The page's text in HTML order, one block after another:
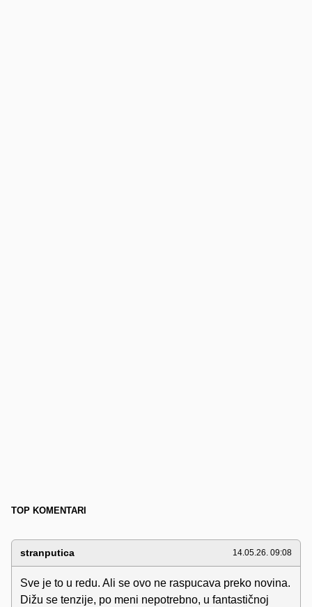
TOP KOMENTARI
stranputica 14.05.26. 09:08
Sve je to u redu. Ali se ovo ne raspucava preko novina.
Dižu se tenzije, po meni nepotrebno, u fantastičnoj